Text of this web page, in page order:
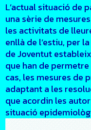
L’actual situació de
una sèrie de
les activitats de
enllà de l’estiu, per
de Joventut
que han de
cas, les mesures de
adaptant a les
que acordin les
situació